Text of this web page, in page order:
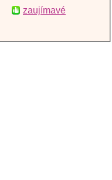
zaujímavé